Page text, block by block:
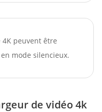
4K peuvent être
mode silencieux.
de vidéo 4k